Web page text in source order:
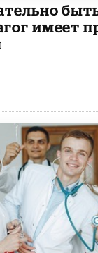
имеет